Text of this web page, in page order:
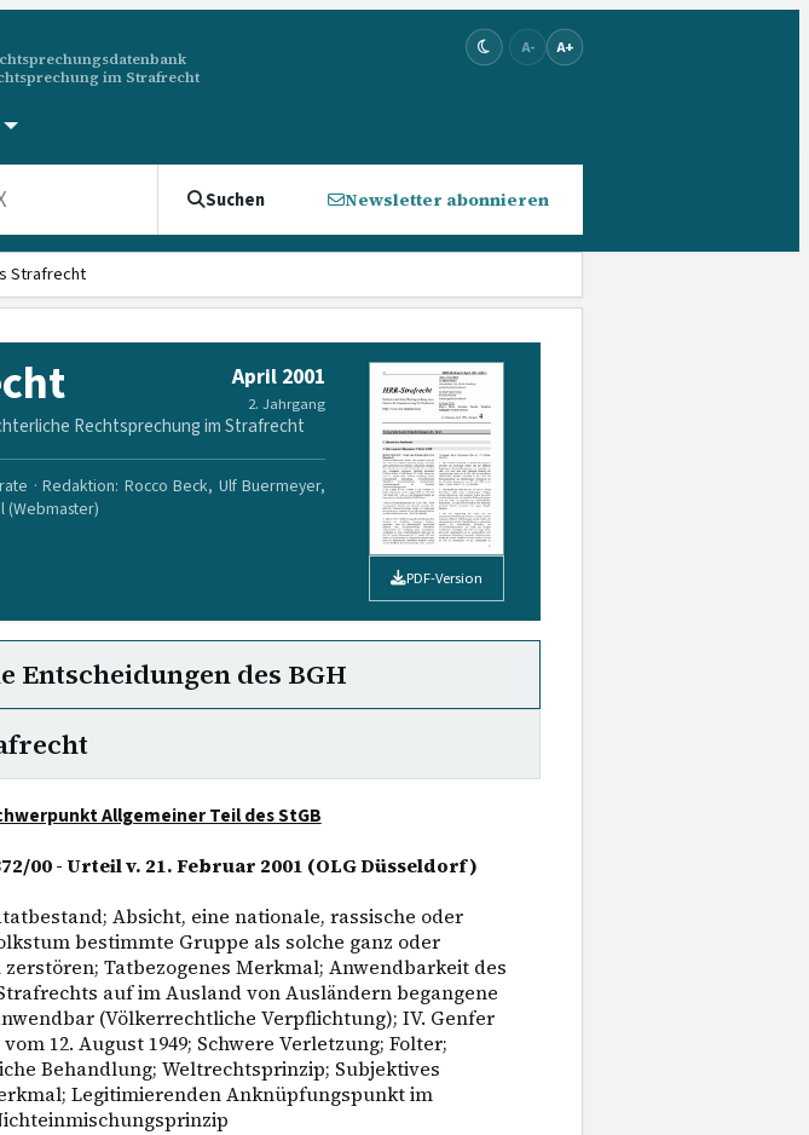
im Strafrecht
A- A+
Suchen Newsletter abonnieren
Strafrecht
April 2001
2. Jahrgang
Rechtsprechung im Strafrecht
· Redaktion: Rocco Beck, Ulf Buermeyer,
(Webmaster)
PDF-Version
Entscheidungen des BGH
Allgemeiner Teil des StGB
00 - Urteil v. 21. Februar 2001 (OLG Düsseldorf)
Absicht, eine nationale, rassische oder
bestimmte Gruppe als solche ganz oder
Tatbezogenes Merkmal; Anwendbarkeit des
auf im Ausland von Ausländern begangene
(Völkerrechtliche Verpflichtung); IV. Genfer
12. August 1949; Schwere Verletzung; Folter;
Behandlung; Weltrechtsprinzip; Subjektives
Legitimierenden Anknüpfungspunkt im